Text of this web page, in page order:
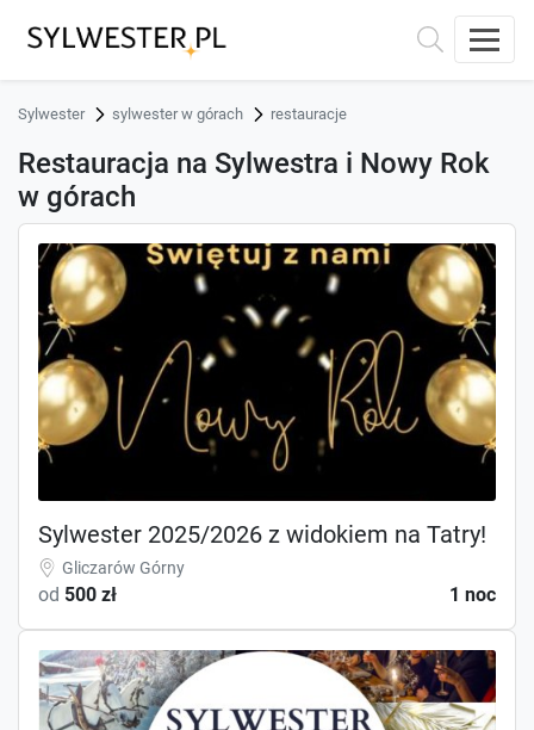
Sylwester sylwester w górach restauracje
Restauracja na Sylwestra i Nowy Rok
w górach
Sylwester 2025/2026 z widokiem na Tatry!
Gliczarów Górny
od 500 zł 1 noc